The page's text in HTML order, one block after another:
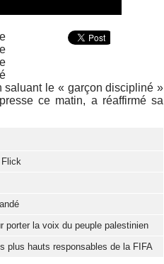
saluant le « garçon discipliné »
ce matin, a réaffirmé sa
Flick
porter la voix du peuple palestinien
plus hauts responsables de la FIFA